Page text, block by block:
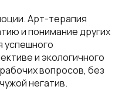
Арт-терапия
и понимание других
успешного
и экологичного
вопросов, без
негатив.